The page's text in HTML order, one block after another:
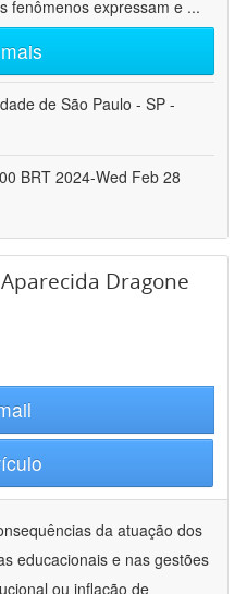
fenômenos expressam e ...
de São Paulo - SP -
BRT 2024-Wed Feb 28
Dragone
da atuação dos
educacionais e nas gestões
ou inflação de